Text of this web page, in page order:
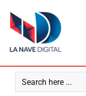
content